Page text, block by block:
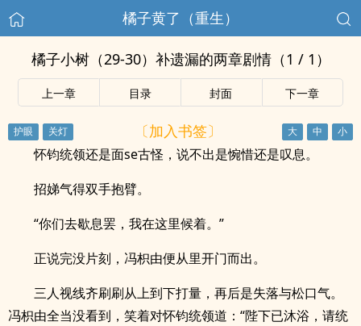
橘子黄了（重生）
橘子小树（29-30）补遗漏的两章剧情（1 / 1）
上一章 目录 封面 下一章
〔加入书签〕
怀钧统领还是面se古怪，说不出是惋惜还是叹息。
招娣气得双手抱臂。
“你们去歇息罢，我在这里候着。”
正说完没片刻，冯枳由便从里开门而出。
三人视线齐刷刷从上到下打量，再后是失落与松口气。
冯枳由全当没看到，笑着对怀钧统领道：“陛下已沐浴，请统